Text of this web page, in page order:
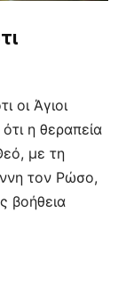
οι Άγιοι
η θεραπεία
με τη
τον Ρώσο,
βοήθεια